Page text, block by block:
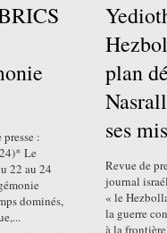
:
Le
22 au 24
dominés,
plan
ses
Revue de
journal
« le
la guerre
à la